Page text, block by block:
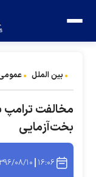
بین الملل
مخالفت ترامپ
بخت‌آزمایی
۱۶:۰۶ ۱۳۹۶/۰۸/